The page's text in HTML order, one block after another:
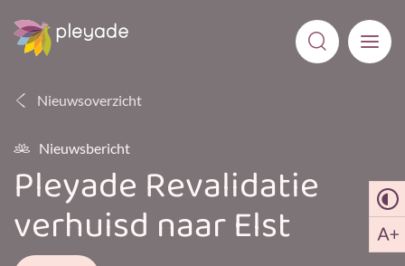
Nieuwsoverzicht
Nieuwsbericht
Pleyade Revalidatie
verhuisd naar Elst